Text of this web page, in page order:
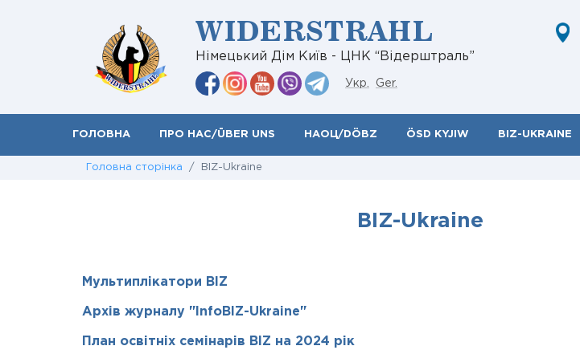
WIDERSTRAHL
Німецький Дім Київ - ЦНК “Відерштраль”
Укр. Ger.
ГОЛОВНА ПРО НАС/ÜBER UNS НАОЦ/DÖBZ ÖSD KYJIW BIZ-UKRAINE
Головна сторінка / BIZ-Ukraine
BIZ-Ukraine
Мультиплікатори BIZ
Архів журналу "InfoBIZ-Ukraine"
План освітніх семінарів BIZ на 2024 рік